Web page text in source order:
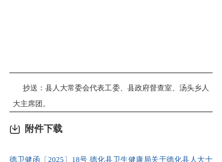
抄送：县人大常委会代表工委、县政府督查室、汤头乡人
大主席团。
附件下载
德卫健函〔2025〕18号 德化县卫生健康局关于德化县人大十